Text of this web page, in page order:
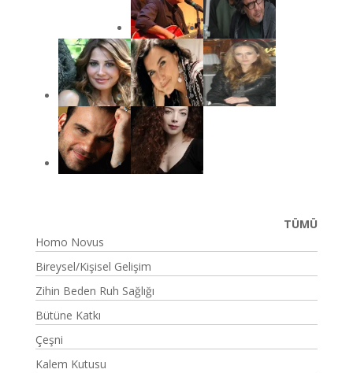
TÜMÜ
Homo Novus
Bireysel/Kişisel Gelişim
Zihin Beden Ruh Sağlığı
Bütüne Katkı
Çeşni
Kalem Kutusu